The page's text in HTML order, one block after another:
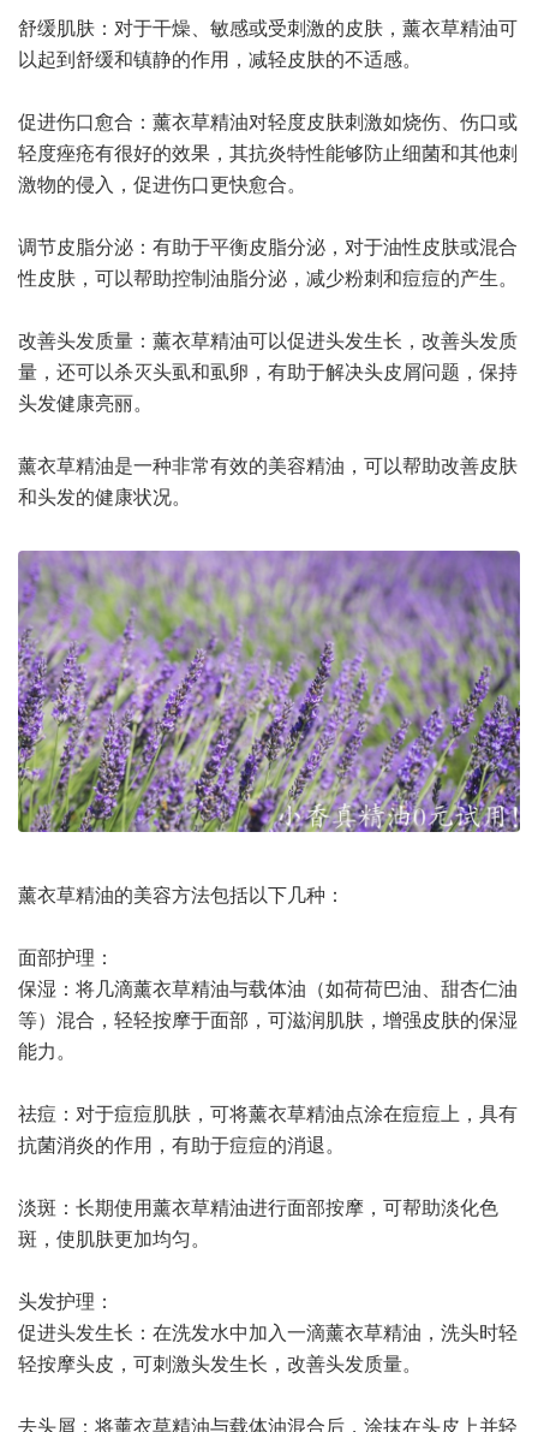
舒缓肌肤：对于干燥、敏感或受刺激的皮肤，薰衣草精油可
以起到舒缓和镇静的作用，减轻皮肤的不适感。
促进伤口愈合：薰衣草精油对轻度皮肤刺激如烧伤、伤口或
轻度痤疮有很好的效果，其抗炎特性能够防止细菌和其他刺
激物的侵入，促进伤口更快愈合。
调节皮脂分泌：有助于平衡皮脂分泌，对于油性皮肤或混合
性皮肤，可以帮助控制油脂分泌，减少粉刺和痘痘的产生。
改善头发质量：薰衣草精油可以促进头发生长，改善头发质
量，还可以杀灭头虱和虱卵，有助于解决头皮屑问题，保持
头发健康亮丽。
薰衣草精油是一种非常有效的美容精油，可以帮助改善皮肤
和头发的健康状况。
薰衣草精油的美容方法包括以下几种：
面部护理：
保湿：将几滴薰衣草精油与载体油（如荷荷巴油、甜杏仁油
等）混合，轻轻按摩于面部，可滋润肌肤，增强皮肤的保湿
能力。
祛痘：对于痘痘肌肤，可将薰衣草精油点涂在痘痘上，具有
抗菌消炎的作用，有助于痘痘的消退。
淡斑：长期使用薰衣草精油进行面部按摩，可帮助淡化色
斑，使肌肤更加均匀。
头发护理：
促进头发生长：在洗发水中加入一滴薰衣草精油，洗头时轻
轻按摩头皮，可刺激头发生长，改善头发质量。
去头屑：将薰衣草精油与载体油混合后，涂抹在头皮上并轻